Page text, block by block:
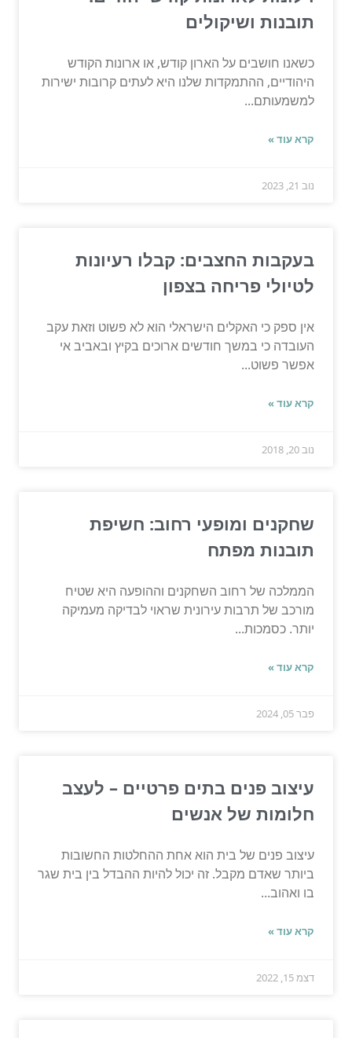
תובנות ושיקולים
כשאנו חושבים על הארון קודש, או ארונות הקודש
היהודיים, ההתמקדות שלנו היא לעתים קרובות ישירות
למשמעותם...
קרא עוד »
נוב 21, 2023
בעקבות החצבים: קבלו רעיונות
לטיולי פריחה בצפון
אין ספק כי האקלים הישראלי הוא לא פשוט וזאת עקב
העובדה כי במשך חודשים ארוכים בקיץ ובאביב אי
אפשר פשוט...
קרא עוד »
נוב 20, 2018
שחקנים ומופעי רחוב: חשיפת
תובנות מפתח
הממלכה של רחוב השחקנים וההופעה היא שטיח
מורכב של תרבות עירונית שראוי לבדיקה מעמיקה
יותר. כסמכות...
קרא עוד »
פבר 05, 2024
עיצוב פנים בתים פרטיים – לעצב
חלומות של אנשים
עיצוב פנים של בית הוא אחת ההחלטות החשובות
ביותר שאדם מקבל. זה יכול להיות ההבדל בין בית שגר
בו ואהוב...
קרא עוד »
דצמ 15, 2022